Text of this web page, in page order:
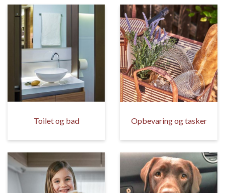
Toilet og bad Opbevaring og tasker